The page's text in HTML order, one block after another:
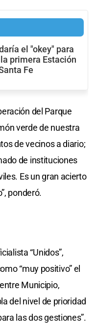
el "okey" para
primera Estación
Fe
del Parque
verde de nuestra
de vecinos a diario;
de instituciones
Es un gran acierto
ponderó.
“Unidos”,
“muy positivo” el
Municipio,
del nivel de prioridad
las dos gestiones”.